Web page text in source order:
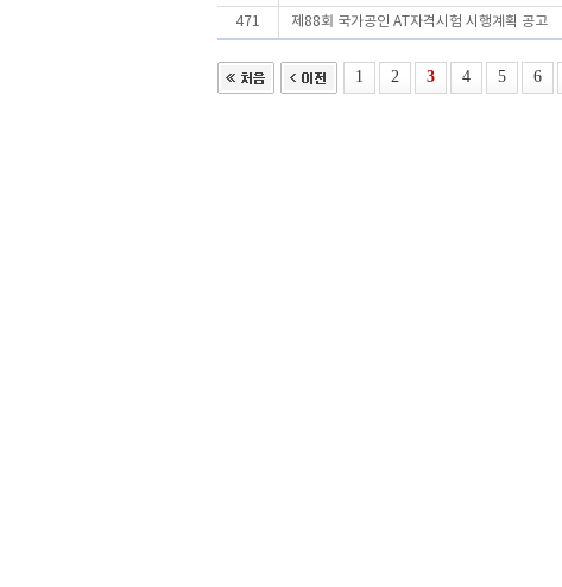
471 제88회 국가공인 AT자격시험 시행계획 공고
1 2 3 4 5 6